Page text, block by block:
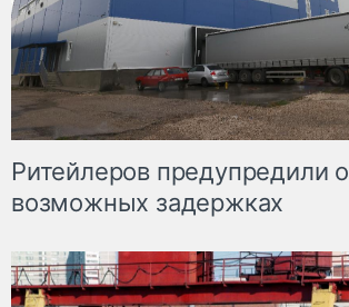
Ритейлеров предупредили о
возможных задержках